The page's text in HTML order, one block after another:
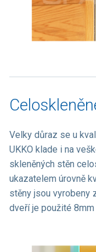
Velky důraz se u
UKKO klade i na
skleněných stěn
ukazatelem úrovně
stěny jsou vyrobeny
dveří je použité 8mm